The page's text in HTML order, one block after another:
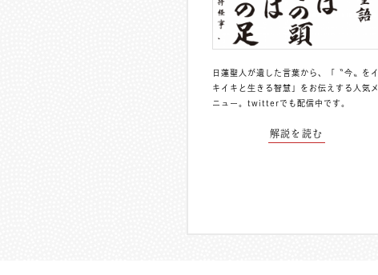
日蓮聖人が遺した言葉から、「〝今〟をイ
キイキと生きる智慧」をお伝えする人気メ
ニュー。 twitterでも配信中 です。
解説を読む